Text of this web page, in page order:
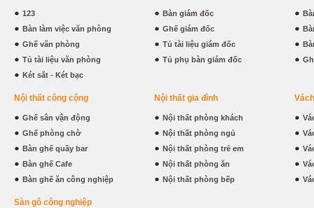
123
Bàn làm việc văn phòng
Ghế văn phòng
Tủ tài liệu văn phòng
Két sắt - Két bạc
Bàn giám đốc
Ghế giám đốc
Tủ tài liệu giám đốc
Tủ phụ bàn giám đốc
Nội thất công cộng
Ghế sân vận động
Ghế phòng chờ
Bàn ghế quầy bar
Bàn ghế Cafe
Bàn ghế ăn công nghiệp
Nội thất gia đình
Nội thất phòng khách
Nội thất phòng ngủ
Nội thất phòng trẻ em
Nội thất phòng ăn
Nội thất phòng bếp
Sàn gỗ công nghiệp